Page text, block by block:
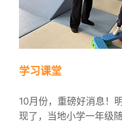
学习课堂
10月份，重磅好消息！
现了，当地小学一年级